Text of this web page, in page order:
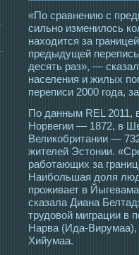
«По сравнению с
сильно изменилось
находится за
предыдущей
десять раз», —
населения и жилых
переписи 2000 года,
По данным REL 2011,
Норвегии — 1872, в
Великобритании —
жителей Эстонии.
работающих за
Наибольшая доля
проживает в
сказала Диана
трудовой миграции в
Нарва (Ида-
Хийумаа.